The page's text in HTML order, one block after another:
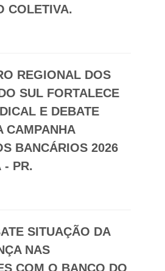
COLETIVA.
REGIONAL DOS
SUL FORTALECE
E DEBATE
CAMPANHA
BANCÁRIOS 2026
- PR.
SITUAÇÃO DA
NAS
COM O BANCO DO